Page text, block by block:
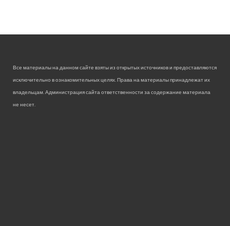
Все материалы на данном сайте взяты из открытых источников и предоставляются
исключительно в ознакомительных целях. Права на материалы принадлежат их
владельцам. Администрация сайта ответственности за содержание материала
не несет.